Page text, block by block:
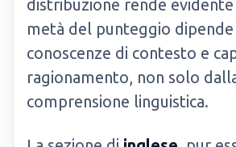
distribuzione rende
metà del punteggio dipende
conoscenze di contesto e
ragionamento, non solo
comprensione linguistica.